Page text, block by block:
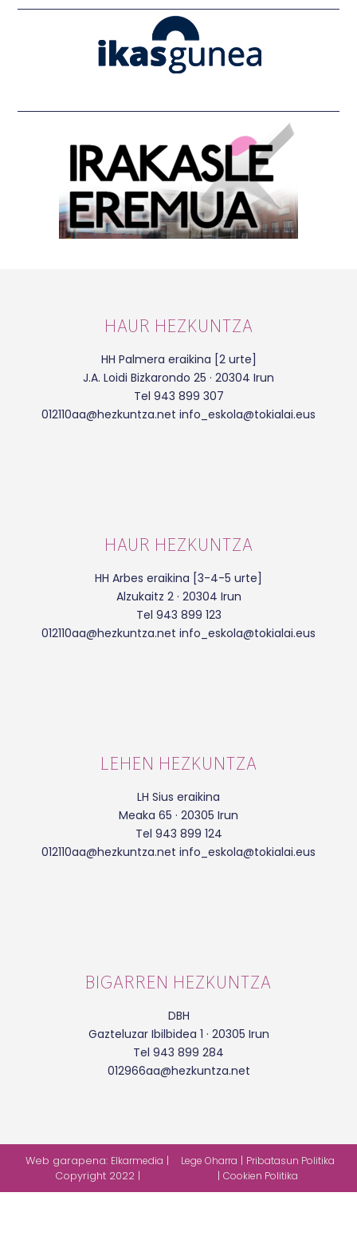
HAUR HEZKUNTZA
HH Palmera eraikina [2 urte]
J.A. Loidi Bizkarondo 25 · 20304 Irun
Tel 943 899 307
012110aa@hezkuntza.net info_eskola@tokialai.eus
HAUR HEZKUNTZA
HH Arbes eraikina [3-4-5 urte]
Alzukaitz 2 · 20304 Irun
Tel 943 899 123
012110aa@hezkuntza.net info_eskola@tokialai.eus
LEHEN HEZKUNTZA
LH Sius eraikina
Meaka 65 · 20305 Irun
Tel 943 899 124
012110aa@hezkuntza.net info_eskola@tokialai.eus
BIGARREN HEZKUNTZA
DBH
Gazteluzar Ibilbidea 1 · 20305 Irun
Tel 943 899 284
012966aa@hezkuntza.net
Web garapena: Elkarmedia |
Copyright 2022 |
Lege Oharra | Pribatasun Politika
|Cookien Politika